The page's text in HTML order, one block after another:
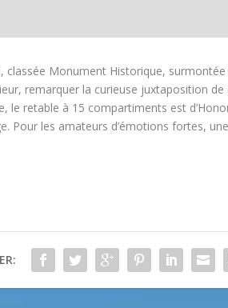
classée Monument Historique,
remarquer la curieuse juxtaposition de
le retable à 15 compartiments est
Pour les amateurs d’émotions fortes,